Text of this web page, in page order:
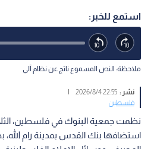
استمع للخبر:
ملاحظة: النص المسموع ناتج عن نظام آلي
نشر :22:55 2026/8/4
|
فلسطين
نظمت جمعية البنوك في فلسطين،
استضافها بنك القدس بمدينة رام